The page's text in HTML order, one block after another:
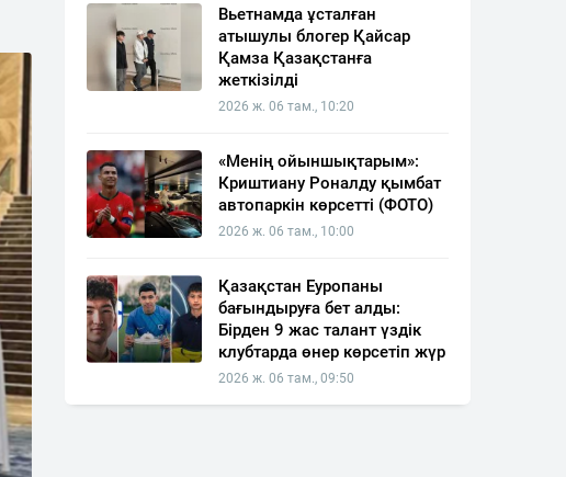
Вьетнамда ұсталған
атышулы блогер Қайсар
Қамза Қазақстанға
жеткізілді
2026 ж. 06 там., 10:20
«Менің ойыншықтарым»:
Криштиану Роналду қымбат
автопаркін көрсетті (ФОТО)
2026 ж. 06 там., 10:00
Қазақстан Еуропаны
бағындыруға бет алды:
Бірден 9 жас талант үздік
клубтарда өнер көрсетіп жүр
2026 ж. 06 там., 09:50